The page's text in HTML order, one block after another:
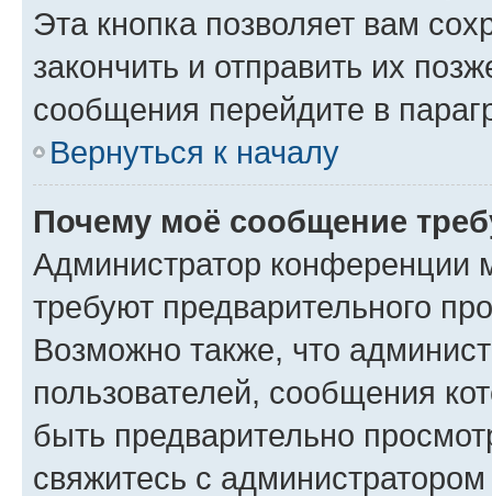
Эта кнопка позволяет вам
закончить и отправить их
сообщения перейдите в
Вернуться к началу
Почему моё сообщение
Администратор конференции
требуют предварительного
Возможно также, что
пользователей, сообщения
быть предварительно
свяжитесь с